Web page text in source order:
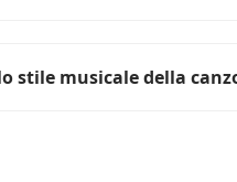
stile musicale della